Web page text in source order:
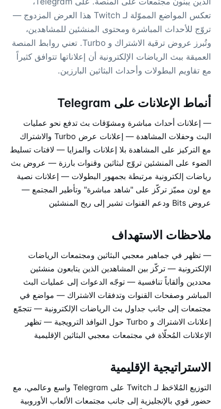
تعكس المواضع المموّلة لـ Twitch هذا العرض المزدوج —
تروّج للأحداث المباشرة ومحتوى المنشئين للمشاهدين،
وتُبرز عروض ترقية الاشتراك و Turbo. تعني روابط المنصة
العميقة ببث الرياضات الإلكترونية أن إعلاناتها تتوافق كثيراً
مع تقاويم البطولات وأحداث البثاثين البارزين.
أنماط الإعلانات على Telegram
— إعلانات أحداث مباشرة ومشوّقات بث تدفع نحو عمليات
البث وحفلات المشاهدة — إعلانات عرض Turbo والاشتراك
مع التركيز على المشاهدة بلا إعلانات والمزايا — لافتات تسليط
الضوء على المنشئين تروّج لبثاثين وقنوات بارزة — عروض بث
رياضات إلكترونية مرتبطة بجمهور البطولات — إعلانات نصية
مع لون مميّز تركّز على "شاهد مباشرة" وتأطير المجتمع —
عروض Bits ودعم القنوات تشير إلى ربح المنشئين
ملاحظات الاستهداف
— تظهر في جماهير معجبي البثاثين ومجتمعات الرياضات
الإلكترونية — تركّز بين المشاهدين الذين يتابعون منشئين
محددين وألقاباً تنافسية — توجّه الدعوات إلى عمليات البث
المباشر وصفحات القنوات وتدفقات الاشتراك — مواضع في
مجتمعات إلى جانب جداول بث الرياضات الإلكترونية — تتجمّع
إعلانات الاشتراك و Turbo حول النوافذ الترويجية — تظهر
الإعلانات المُحلّاة في مجتمعات معجبي البثاثين الإقليمية
الاستراتيجية الإقليمية
التوزيع المُلاحَظ لـ Twitch على Telegram واسع وعالمي، مع
حضور قوي بالإنجليزية إلى جانب مجتمعات الألعاب الأوروبية